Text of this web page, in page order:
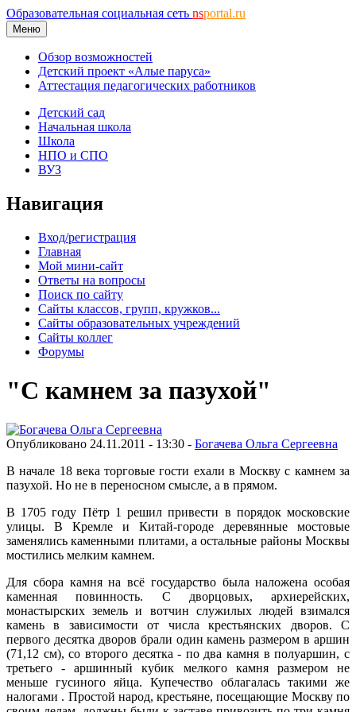
Образовательная социальная сеть nsportal.ru
Меню
Обзор возможностей
Детский проект «Алые паруса»
Аттестация педагогических работников
Детский сад
Начальная школа
Школа
НПО и СПО
ВУЗ
Навигация
Вход/регистрация
Главная
Мой мини-сайт
Ответы на вопросы
Поиск по сайту
Сайты классов, групп, кружков...
Сайты образовательных учреждений
Сайты коллег
Форумы
"С камнем за пазухой"
Опубликовано 24.11.2011 - 13:30 - Богачева Ольга Сергеевна
В начале 18 века торговые гости ехали в Москву с камнем за
пазухой. Но не в переносном смысле, а в прямом.
В 1705 году Пётр 1 решил привести в порядок московские
улицы. В Кремле и Китай-городе деревянные мостовые
заменялись каменными плитами, а остальные районы Москвы
мостились мелким камнем.
Для сбора камня на всё государство была наложена особая
каменная повинность. С дворцовых, архиерейских,
монастырских земель и вотчин служилых людей взимался
камень в зависимости от числа крестьянских дворов. С
первого десятка дворов брали один камень размером в аршин
(71,12 см), со второго десятка - по два камня в полуаршин, с
третьего - аршинный кубик мелкого камня размером не
меньше гусиного яйца. Купечество облагалась такими же
налогами . Простой народ, крестьяне, посещающие Москву по